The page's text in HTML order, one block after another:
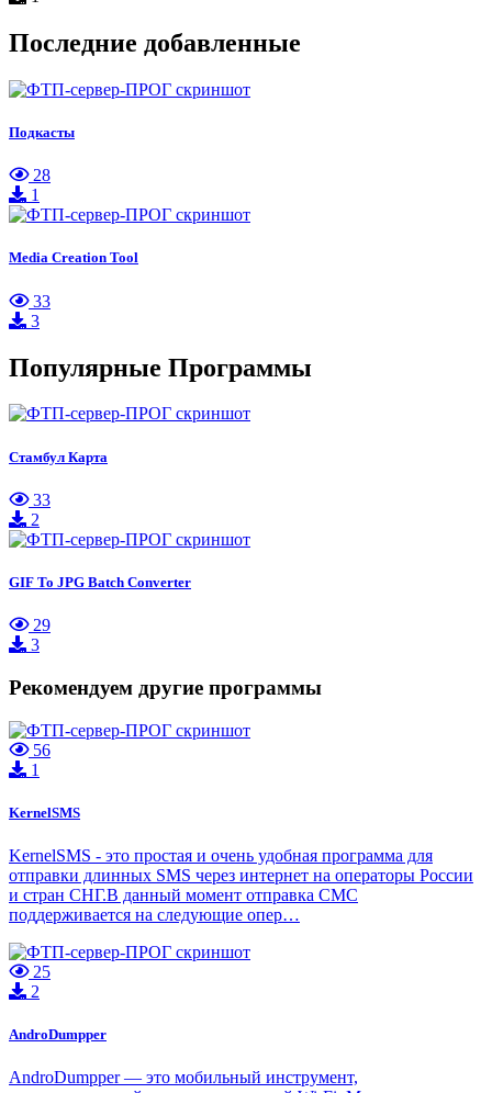
Последние добавленные
Подкасты
28
1
Media Creation Tool
33
3
Популярные Программы
Стамбул Карта
33
2
GIF To JPG Batch Converter
29
3
Рекомендуем другие программы
56
1
KernelSMS
KernelSMS - это простая и очень удобная программа для
отправки длинных SMS через интернет на операторы России
и стран СНГ.В данный момент отправка СМС
поддерживается на следующие опер…
25
2
AndroDumpper
AndroDumpper — это мобильный инструмент,